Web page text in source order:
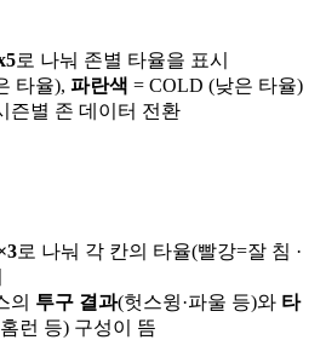
로 나눠 존별 타율을 표시
타율), 파란색 = COLD (낮은 타율)
즌별 존 데이터 전환
로 나눠 각 칸의 타율(빨강=잘 침 ·
의 투구 결과(헛스윙·파울 등)와 타
런 등) 구성이 뜸